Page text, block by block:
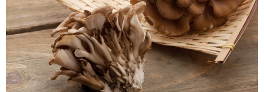
趣味
食材辞典
おすすめ